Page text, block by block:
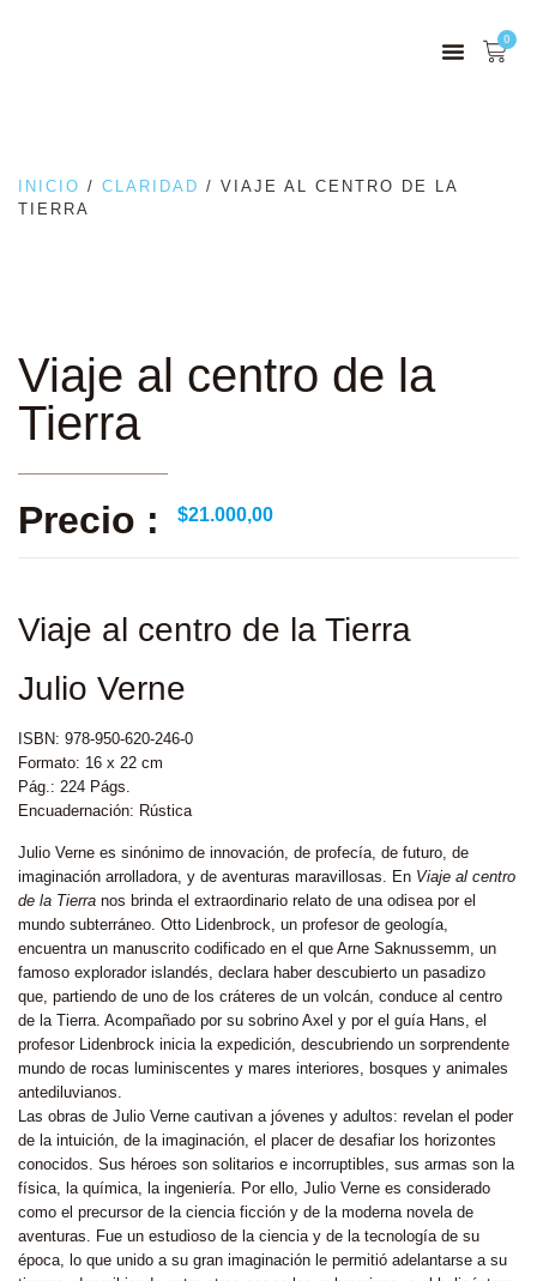
0
INICIO / CLARIDAD / VIAJE AL CENTRO DE LA
TIERRA
Viaje al centro de la
Tierra
Precio : $21.000,00
Viaje al centro de la Tierra
Julio Verne
ISBN: 978-950-620-246-0
Formato: 16 x 22 cm
Pág.: 224 Págs.
Encuadernación: Rústica
Julio Verne es sinónimo de innovación, de profecía, de futuro, de
imaginación arrolladora, y de aventuras maravillosas. En Viaje al centro
de la Tierra nos brinda el extraordinario relato de una odisea por el
mundo subterráneo. Otto Lidenbrock, un profesor de geología,
encuentra un manuscrito codificado en el que Arne Saknussemm, un
famoso explorador islandés, declara haber descubierto un pasadizo
que, partiendo de uno de los cráteres de un volcán, conduce al centro
de la Tierra. Acompañado por su sobrino Axel y por el guía Hans, el
profesor Lidenbrock inicia la expedición, descubriendo un sorprendente
mundo de rocas luminiscentes y mares interiores, bosques y animales
antediluvianos.
Las obras de Julio Verne cautivan a jóvenes y adultos: revelan el poder
de la intuición, de la imaginación, el placer de desafiar los horizontes
conocidos. Sus héroes son solitarios e incorruptibles, sus armas son la
física, la química, la ingeniería. Por ello, Julio Verne es considerado
como el precursor de la ciencia ficción y de la moderna novela de
aventuras. Fue un estudioso de la ciencia y de la tecnología de su
época, lo que unido a su gran imaginación le permitió adelantarse a su